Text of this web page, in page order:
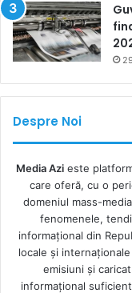
Despre Noi
Media Azieste
care oferă, cu o
domeniul mass-
fenomenele,
informațional din
locale şi
emisiuni și
informaţional